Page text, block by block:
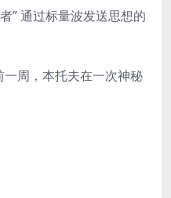
” 通过标量波发送思想的
周，本托夫在一次神秘